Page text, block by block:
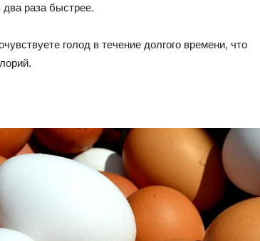
раза быстрее.
голод в течение долгого времени, что